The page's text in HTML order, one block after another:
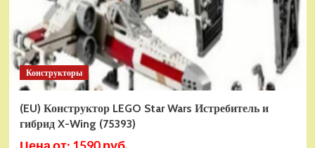
Великий
Защитник
(30454)
Конструкторы
(EU) Конструктор LEGO Star Wars Истребитель и
гибрид X-Wing (75393)